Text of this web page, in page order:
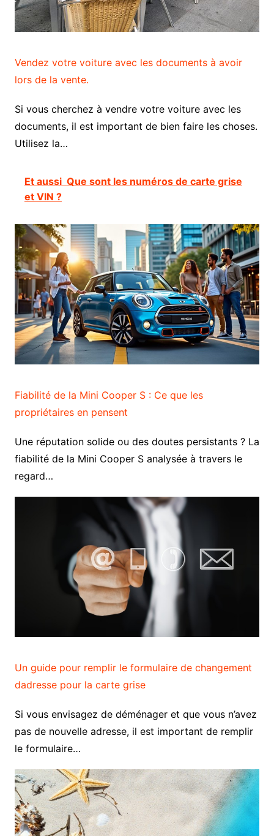
Vendez votre voiture avec les documents à avoir
lors de la vente.
Si vous cherchez à vendre votre voiture avec les
documents, il est important de bien faire les choses.
Utilisez la…
Et aussi Que sont les numéros de carte grise
et VIN ?
Fiabilité de la Mini Cooper S : Ce que les
propriétaires en pensent
Une réputation solide ou des doutes persistants ? La
fiabilité de la Mini Cooper S analysée à travers le
regard…
Un guide pour remplir le formulaire de changement
dadresse pour la carte grise
Si vous envisagez de déménager et que vous n’avez
pas de nouvelle adresse, il est important de remplir
le formulaire…